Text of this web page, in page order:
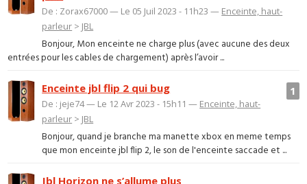
De : Zorax67000 — Le 05 Juil 2023 - 11h23 — Enceinte, haut-
parleur > JBL
Bonjour, Mon enceinte ne charge plus (avec aucune des deux
entrées pour les cables de chargement) après l’avoir ...
1
Enceinte jbl flip 2 qui bug
De : jeje74 — Le 12 Avr 2023 - 15h11 — Enceinte, haut-
parleur > JBL
Bonjour, quand je branche ma manette xbox en meme temps
que mon enceinte jbl flip 2, le son de l'enceinte saccade et ...
Jbl Horizon ne s’allume plus